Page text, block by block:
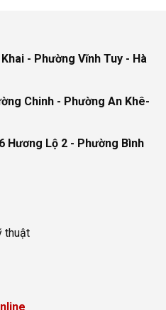
- Phường Vĩnh Tuy - Hà
Chinh - Phường An Khê-
Hương Lộ 2 - Phường Bình
thuật